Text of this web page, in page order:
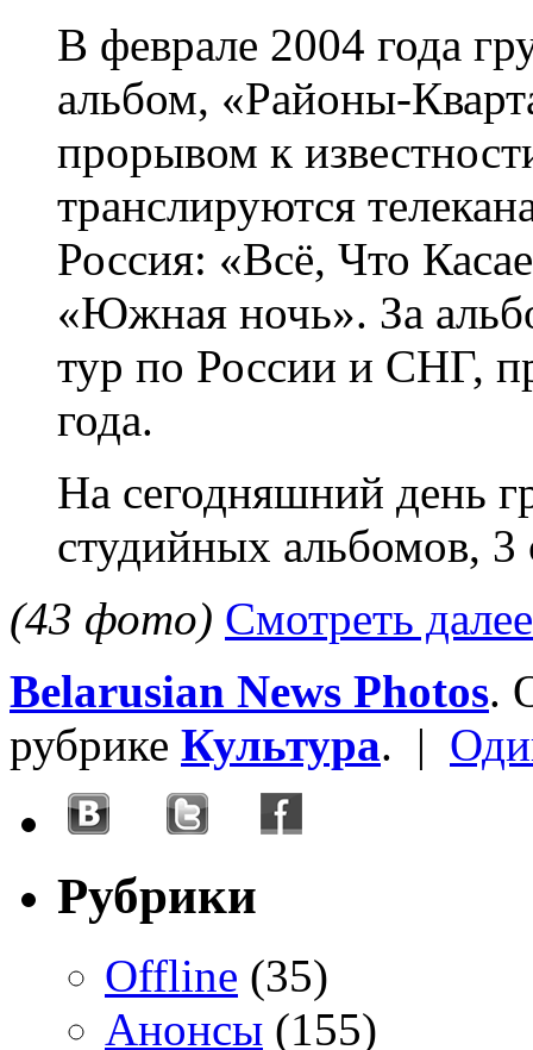
В феврале 2004 года
альбом, «Районы-
прорывом к
транслируются
Россия: «Всё, Что
«Южная ночь». За
тур по России и СНГ,
года.
На сегодняшний день
студийных альбомов, 3
(43 фото) Смотреть
Belarusian News Photos.
рубрике Культура. |
Рубрики
Offline (35)
Анонсы (155)